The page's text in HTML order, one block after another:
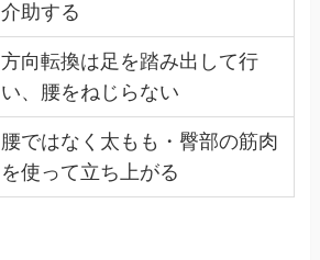
介助する
方向転換は足を踏み出して行
い、腰をねじらない
腰ではなく太もも・臀部の筋肉
を使って立ち上がる